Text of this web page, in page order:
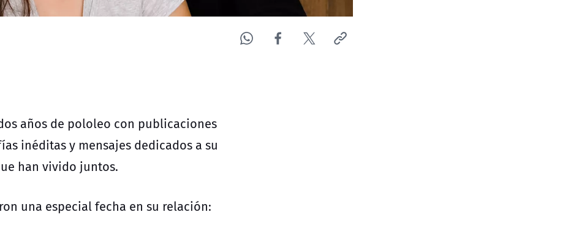
años de pololeo con publicaciones
inéditas y mensajes dedicados a su
han vivido juntos.
una especial fecha en su relación: